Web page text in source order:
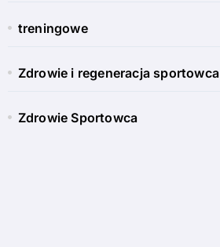
treningowe
Zdrowie i regeneracja sportowca
Zdrowie Sportowca